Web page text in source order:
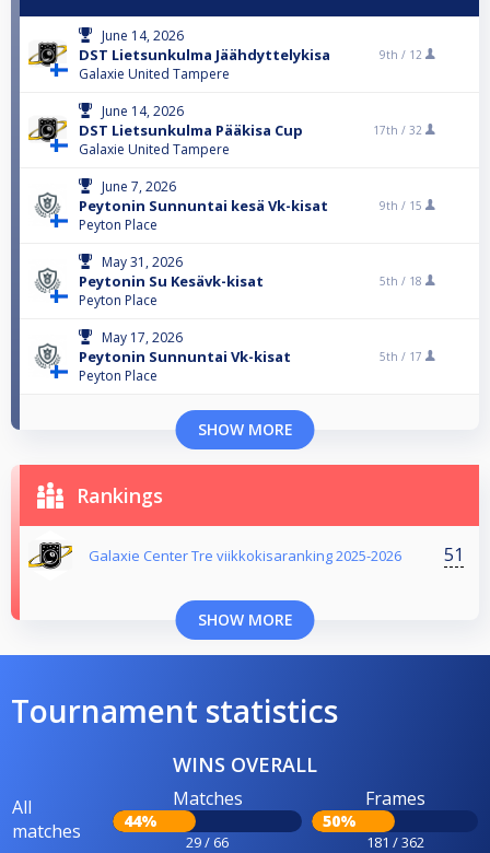
June 14, 2026
DST Lietsunkulma Jäähdyttelykisa
Galaxie United Tampere
9th / 12
June 14, 2026
DST Lietsunkulma Pääkisa Cup
Galaxie United Tampere
17th / 32
June 7, 2026
Peytonin Sunnuntai kesä Vk-kisat
Peyton Place
9th / 15
May 31, 2026
Peytonin Su Kesävk-kisat
Peyton Place
5th / 18
May 17, 2026
Peytonin Sunnuntai Vk-kisat
Peyton Place
5th / 17
SHOW MORE
Rankings
Galaxie Center Tre viikkokisaranking 2025-2026 51
SHOW MORE
Tournament statistics
WINS OVERALL
All
matches
Matches
44%
29 / 66
Frames
50%
181 / 362